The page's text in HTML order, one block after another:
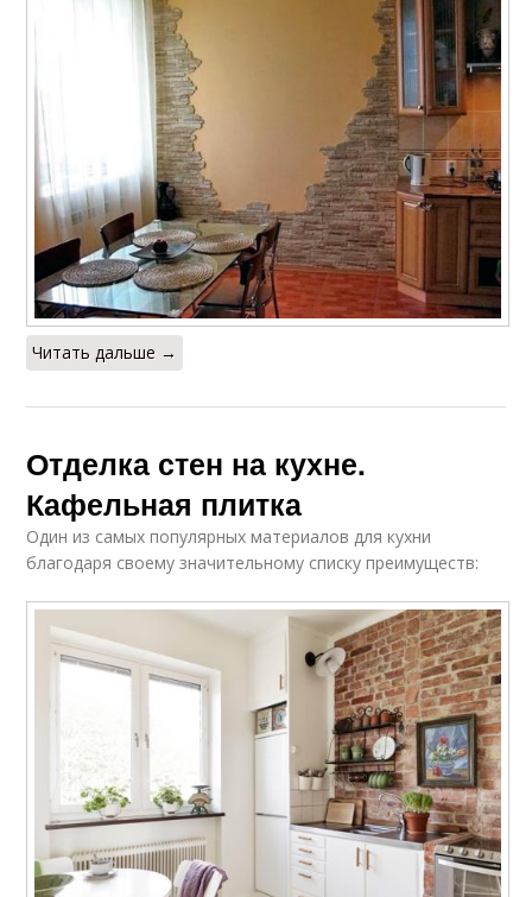
Читать дальше →
Отделка стен на кухне.
Кафельная плитка
Один из самых популярных материалов для кухни
благодаря своему значительному списку преимуществ: